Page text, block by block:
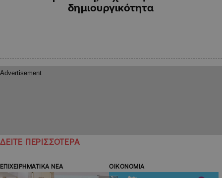
δημιουργικότητα
ΔΕΙΤΕ ΠΕΡΙΣΣΟΤΕΡΑ
ΕΠΙΧΕΙΡΗΜΑΤΙΚΑ ΝΕΑ ΟΙΚΟΝΟΜΙΑ